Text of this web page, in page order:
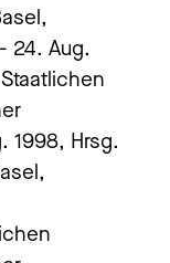
24. Aug.
1998, Hrsg.